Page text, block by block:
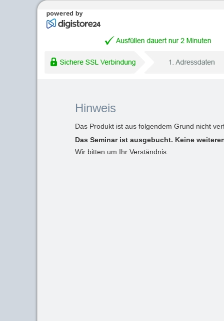
Hinweis
Das Produkt ist aus folgendem Grund nicht
Das Seminar ist ausgebucht. Keine
Wir bitten um Ihr Verständnis.